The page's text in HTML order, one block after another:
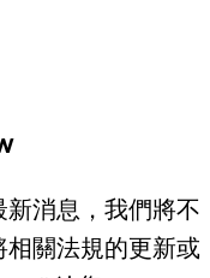
新消息，我們將不
相關法規的更新或